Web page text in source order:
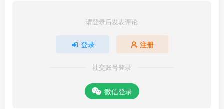
请登录后发表评论
登录 注册
社交账号登录
微信登录